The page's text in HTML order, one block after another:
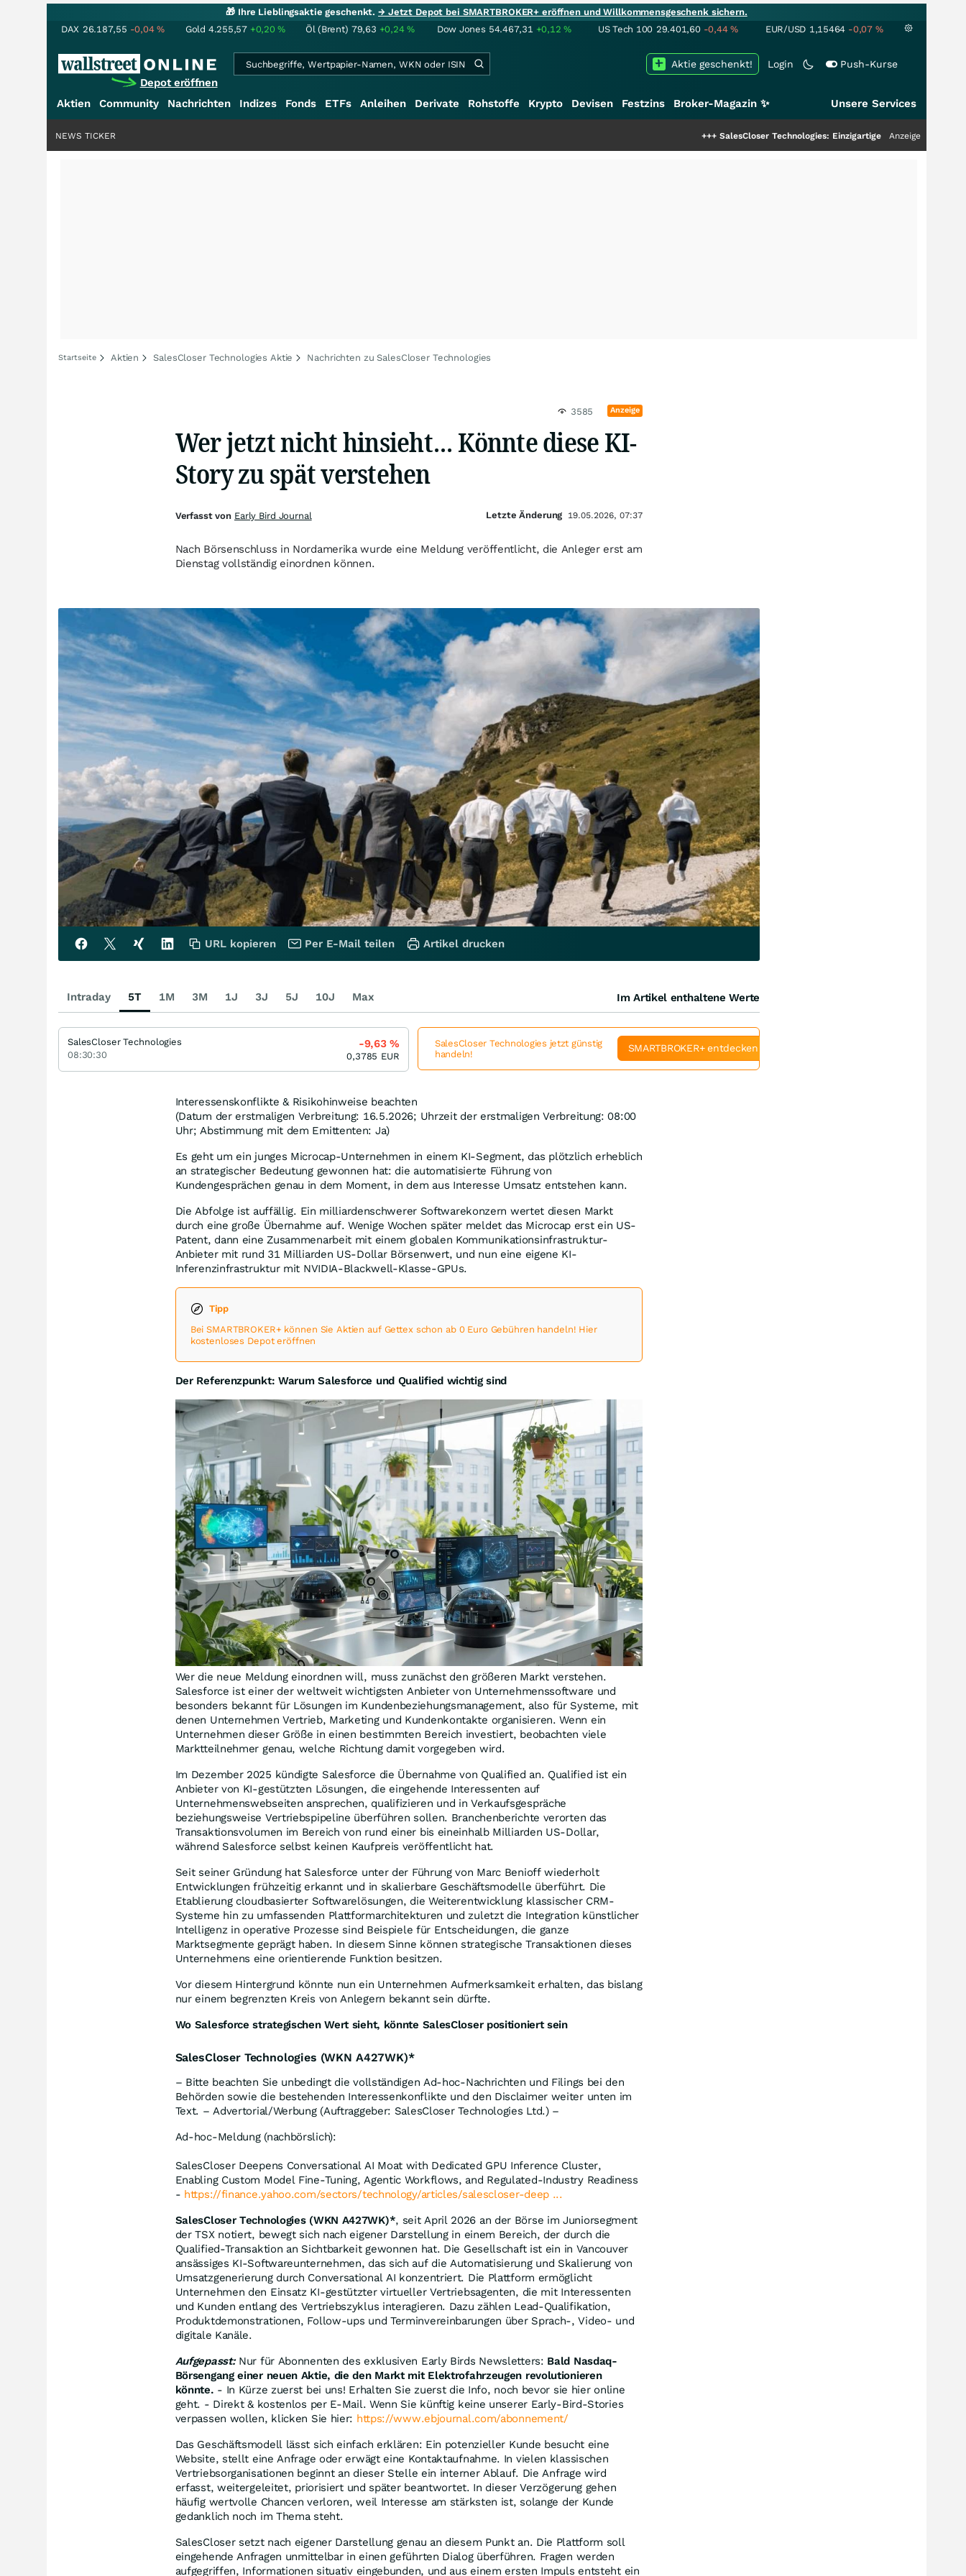
🎁 Ihre Lieblingsaktie geschenkt.→ Jetzt Depot bei SMARTBROKER+ eröffnen und Willkommensgeschenk sichern.
DAX 26.187,55 -0,04% Gold 4.255,57 +0,20% Öl (Brent) 79,63 +0,24% Dow Jones 54.467,31 +0,12% US Tech 100 29.401,60 -0,44% EUR/USD 1,15464 -0,07 %
Depot eröffnen
Login Push-Kurse
Aktie geschenkt!
Aktien Community Nachrichten Indizes Fonds ETFs Anleihen Derivate Rohstoffe Krypto Devisen Festzins Broker-Magazin ✨ Unsere Services
SalesCloser Technologies: Einzigartige Leistung zieht die Top-Dogs an!
Anzeige
NEWS TICKER
Startseite Aktien SalesCloser Technologies Aktie Nachrichten zu SalesCloser Technologies
3585 Anzeige
Wer jetzt nicht hinsieht… Könnte diese KI-
Story zu spät verstehen
Nach Börsenschluss in Nordamerika wurde eine Meldung veröffentlicht, die Anleger erst am
Dienstag vollständig einordnen können.
Interessenskonflikte & Risikohinweise beachten
(Datum der erstmaligen Verbreitung: 16.5.2026; Uhrzeit der erstmaligen Verbreitung: 08:00
Uhr; Abstimmung mit dem Emittenten: Ja)
Es geht um ein junges Microcap-Unternehmen in einem KI-Segment, das plötzlich erheblich
an strategischer Bedeutung gewonnen hat: die automatisierte Führung von
Kundengesprächen genau in dem Moment, in dem aus Interesse Umsatz entstehen kann.
Die Abfolge ist auffällig. Ein milliardenschwerer Softwarekonzern wertet diesen Markt
durch eine große Übernahme auf. Wenige Wochen später meldet das Microcap erst ein US-
Patent, dann eine Zusammenarbeit mit einem globalen Kommunikationsinfrastruktur-
Anbieter mit rund 31 Milliarden US-Dollar Börsenwert, und nun eine eigene KI-
Inferenzinfrastruktur mit NVIDIA-Blackwell-Klasse-GPUs.
Tipp
Bei SMARTBROKER+ können Sie Aktien auf Gettex schon ab 0 Euro Gebühren handeln! Hier
kostenloses Depot eröffnen
Der Referenzpunkt: Warum Salesforce und Qualified wichtig sind
Wer die neue Meldung einordnen will, muss zunächst den größeren Markt verstehen.
Salesforce ist einer der weltweit wichtigsten Anbieter von Unternehmenssoftware und
besonders bekannt für Lösungen im Kundenbeziehungsmanagement, also für Systeme, mit
denen Unternehmen Vertrieb, Marketing und Kundenkontakte organisieren. Wenn ein
Unternehmen dieser Größe in einen bestimmten Bereich investiert, beobachten viele
Marktteilnehmer genau, welche Richtung damit vorgegeben wird.
Im Dezember 2025 kündigte Salesforce die Übernahme von Qualified an. Qualified ist ein
Anbieter von KI-gestützten Lösungen, die eingehende Interessenten auf
Unternehmenswebseiten ansprechen, qualifizieren und in Verkaufsgespräche
beziehungsweise Vertriebspipeline überführen sollen. Branchenberichte verorten das
Transaktionsvolumen im Bereich von rund einer bis eineinhalb Milliarden US-Dollar,
während Salesforce selbst keinen Kaufpreis veröffentlicht hat.
Seit seiner Gründung hat Salesforce unter der Führung von Marc Benioff wiederholt
Entwicklungen frühzeitig erkannt und in skalierbare Geschäftsmodelle überführt. Die
Etablierung cloudbasierter Softwarelösungen, die Weiterentwicklung klassischer CRM-
Systeme hin zu umfassenden Plattformarchitekturen und zuletzt die Integration künstlicher
Intelligenz in operative Prozesse sind Beispiele für Entscheidungen, die ganze
Marktsegmente geprägt haben. In diesem Sinne können strategische Transaktionen dieses
Unternehmens eine orientierende Funktion besitzen.
Vor diesem Hintergrund könnte nun ein Unternehmen Aufmerksamkeit erhalten, das bislang
nur einem begrenzten Kreis von Anlegern bekannt sein dürfte.
Wo Salesforce strategischen Wert sieht, könnte SalesCloser positioniert sein
SalesCloser Technologies (WKN A427WK)*
– Bitte beachten Sie unbedingt die vollständigen Ad-hoc-Nachrichten und Filings bei den
Behörden sowie die bestehenden Interessenkonflikte und den Disclaimer weiter unten im
Text. – Advertorial/Werbung (Auftraggeber: SalesCloser Technologies Ltd.) –
Ad-hoc-Meldung (nachbörslich):
SalesCloser Deepens Conversational AI Moat with Dedicated GPU Inference Cluster,
Enabling Custom Model Fine-Tuning, Agentic Workflows, and Regulated-Industry Readiness
- https://finance.yahoo.com/sectors/technology/articles/salescloser-deep ...
SalesCloser Technologies (WKN A427WK)*, seit April 2026 an der Börse im Juniorsegment
der TSX notiert, bewegt sich nach eigener Darstellung in einem Bereich, der durch die
Qualified-Transaktion an Sichtbarkeit gewonnen hat. Die Gesellschaft ist ein in Vancouver
ansässiges KI-Softwareunternehmen, das sich auf die Automatisierung und Skalierung von
Umsatzgenerierung durch Conversational AI konzentriert. Die Plattform ermöglicht
Unternehmen den Einsatz KI-gestützter virtueller Vertriebsagenten, die mit Interessenten
und Kunden entlang des Vertriebszyklus interagieren. Dazu zählen Lead-Qualifikation,
Produktdemonstrationen, Follow-ups und Terminvereinbarungen über Sprach-, Video- und
digitale Kanäle.
Aufgepasst: Nur für Abonnenten des exklusiven Early Birds Newsletters: Bald Nasdaq-
Börsengang einer neuen Aktie, die den Markt mit Elektrofahrzeugen revolutionieren
könnte. - In Kürze zuerst bei uns! Erhalten Sie zuerst die Info, noch bevor sie hier online
geht. - Direkt & kostenlos per E-Mail. Wenn Sie künftig keine unserer Early-Bird-Stories
verpassen wollen, klicken Sie hier: https://www.ebjournal.com/abonnement/
Das Geschäftsmodell lässt sich einfach erklären: Ein potenzieller Kunde besucht eine
Website, stellt eine Anfrage oder erwägt eine Kontaktaufnahme. In vielen klassischen
Vertriebsorganisationen beginnt an dieser Stelle ein interner Ablauf. Die Anfrage wird
erfasst, weitergeleitet, priorisiert und später beantwortet. In dieser Verzögerung gehen
häufig wertvolle Chancen verloren, weil Interesse am stärksten ist, solange der Kunde
gedanklich noch im Thema steht.
SalesCloser setzt nach eigener Darstellung genau an diesem Punkt an. Die Plattform soll
eingehende Anfragen unmittelbar in einen geführten Dialog überführen. Fragen werden
aufgegriffen, Informationen situativ eingebunden, und aus einem ersten Impuls entsteht ein
Verfasst von Early Bird Journal Letzte Änderung 19.05.2026, 07:37
URL kopieren Per E-Mail teilen Artikel drucken
Intraday 5T 1M 3M 1J 3J 5J 10J Max Im Artikel enthaltene Werte
SalesCloser Technologies
08:30:30
-9,63%
0,3785 EUR
SalesCloser Technologies jetzt günstig
handeln!
SMARTBROKER+ entdecken